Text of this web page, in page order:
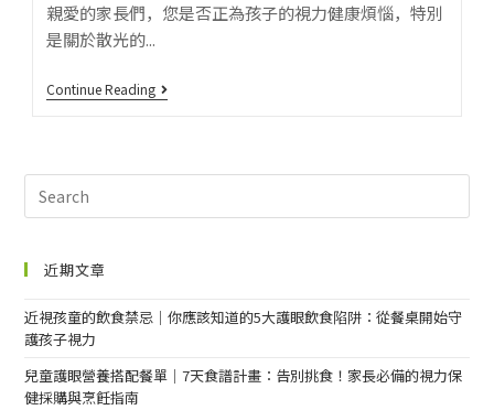
親愛的家長們，您是否正為孩子的視力健康煩惱，特別
是關於散光的...
Continue Reading
近期文章
近視孩童的飲食禁忌｜你應該知道的5大護眼飲食陷阱：從餐桌開始守
護孩子視力
兒童護眼營養搭配餐單｜7天食譜計畫：告別挑食！家長必備的視力保
健採購與烹飪指南